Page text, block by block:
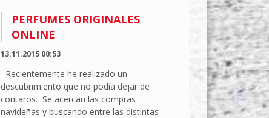
PERFUMES ORIGINALES
ONLINE
13.11.2015 00:53
Recientemente he realizado un
descubrimiento que no podía dejar de
contaros. Se acercan las compras
navideñas y buscando entre las distintas